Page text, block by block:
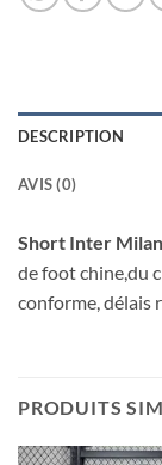
DESCRIPTION
AVIS (0)
Short Inter
de foot chine,du
conforme, délais
PRODUITS